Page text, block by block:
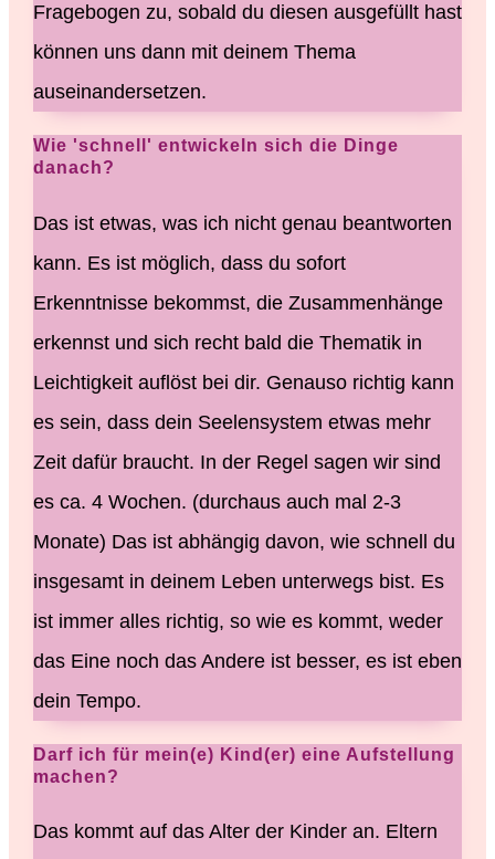
Fragebogen zu, sobald du diesen ausgefüllt hast
können uns dann mit deinem Thema
auseinandersetzen.
Wie 'schnell' entwickeln sich die Dinge
danach?
Das ist etwas, was ich nicht genau beantworten
kann. Es ist möglich, dass du sofort
Erkenntnisse bekommst, die Zusammenhänge
erkennst und sich recht bald die Thematik in
Leichtigkeit auflöst bei dir. Genauso richtig kann
es sein, dass dein Seelensystem etwas mehr
Zeit dafür braucht. In der Regel sagen wir sind
es ca. 4 Wochen. (durchaus auch mal 2-3
Monate) Das ist abhängig davon, wie schnell du
insgesamt in deinem Leben unterwegs bist. Es
ist immer alles richtig, so wie es kommt, weder
das Eine noch das Andere ist besser, es ist eben
dein Tempo.
Darf ich für mein(e) Kind(er) eine Aufstellung
machen?
Das kommt auf das Alter der Kinder an. Eltern